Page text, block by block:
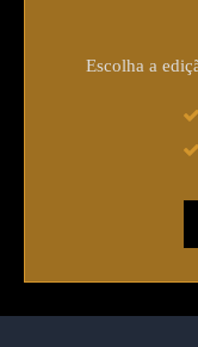
Escolha a